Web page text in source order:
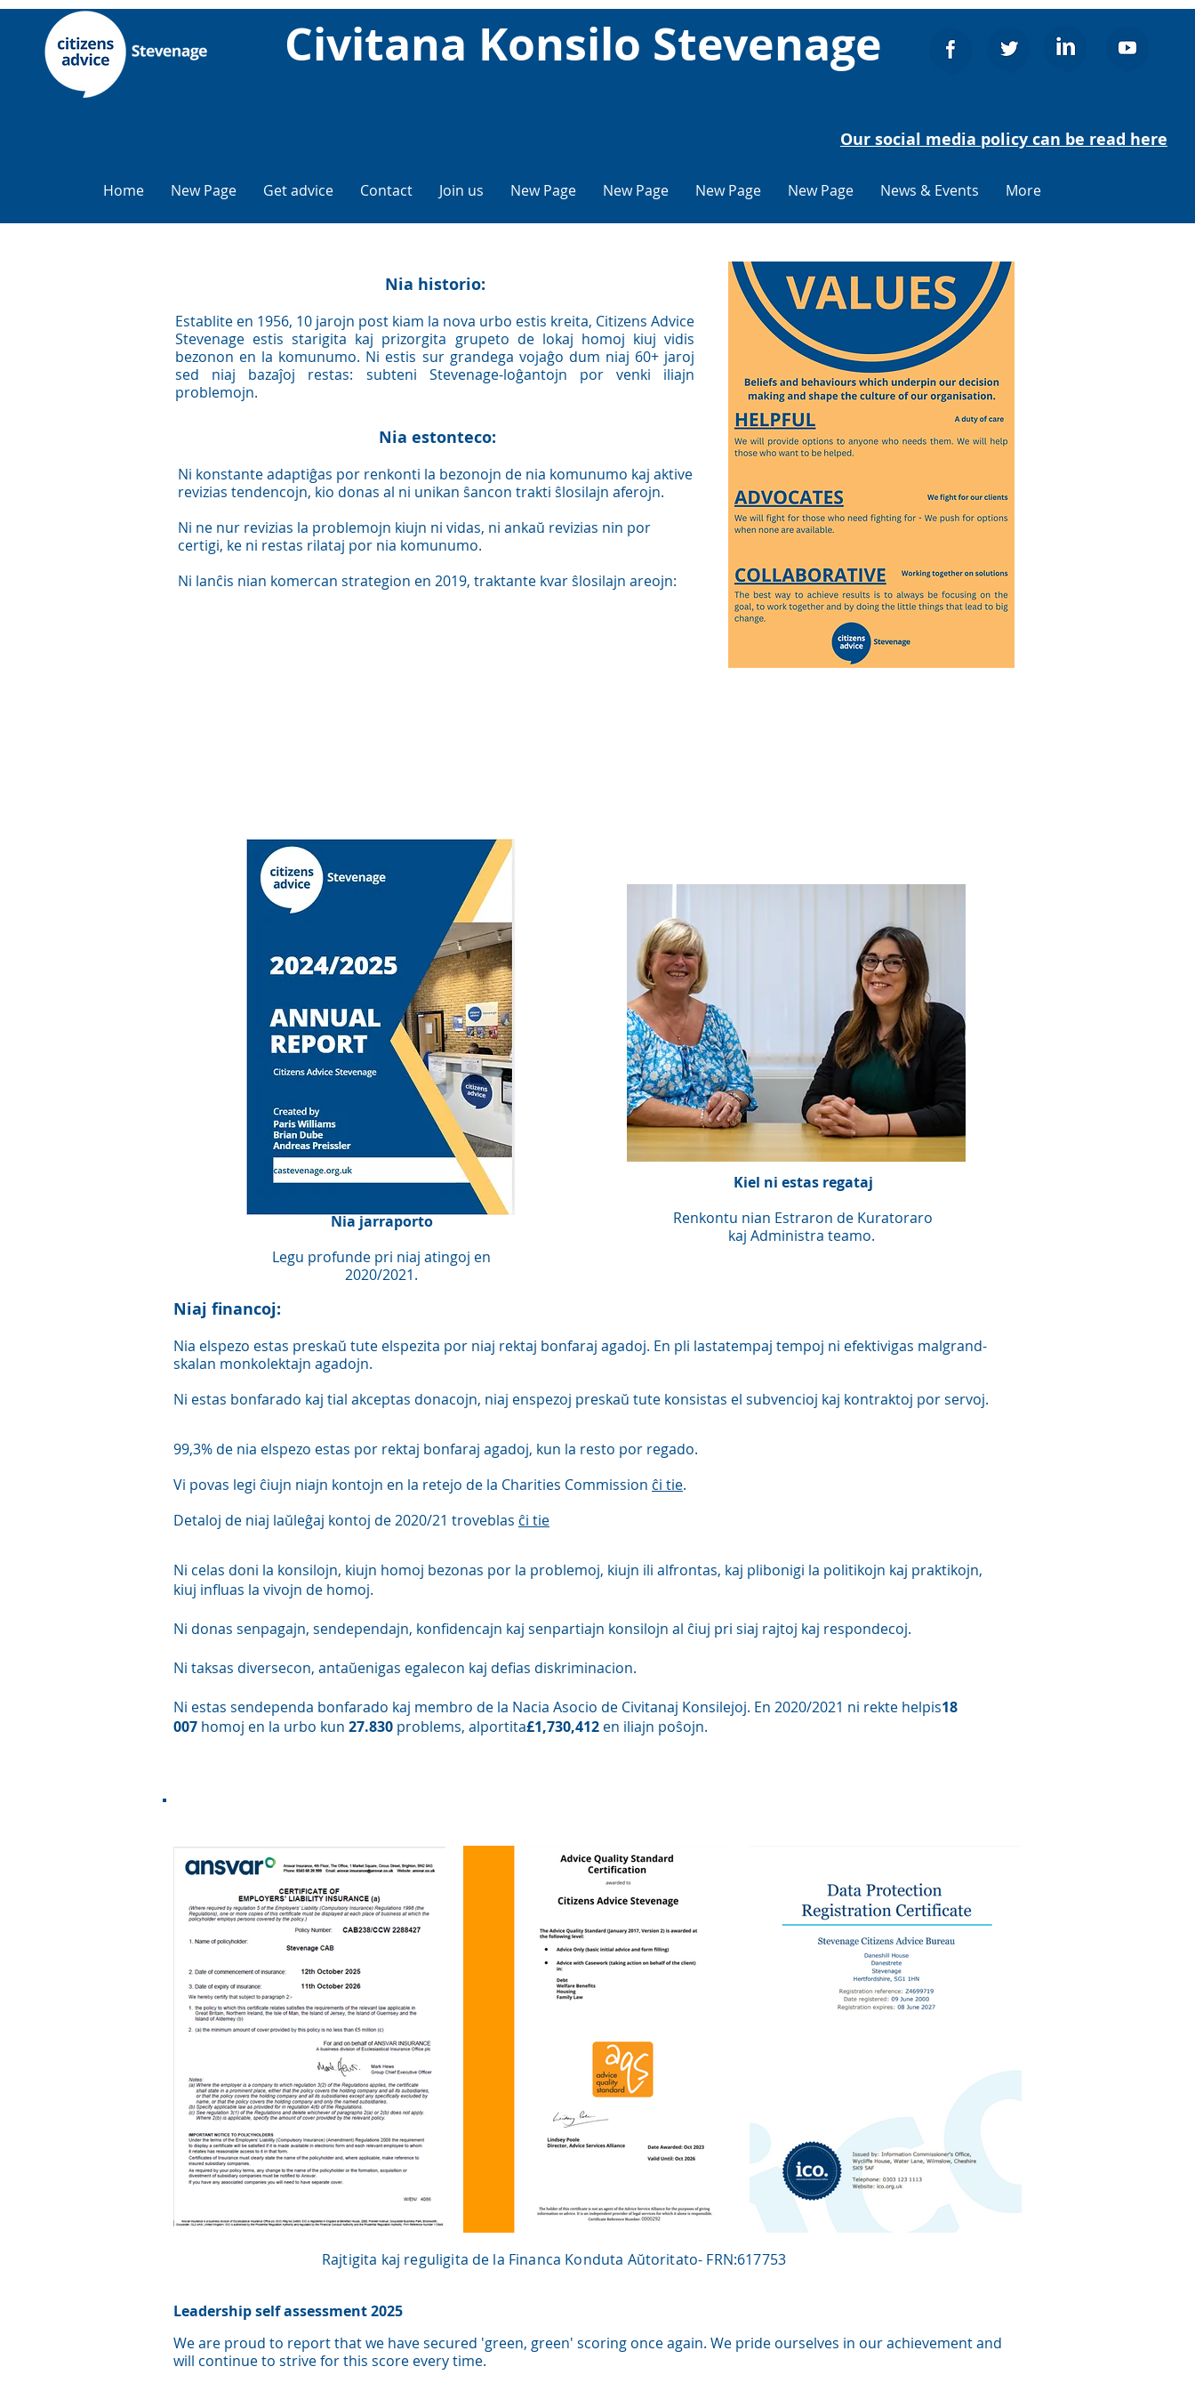
Civitana Konsilo Stevenage
Our social media policy can be read here
Home New Page Get advice Contact Join us New Page New Page New Page New Page News & Events More
Nia historio:
Establite en 1956, 10 jarojn post kiam la nova urbo estis kreita, Citizens Advice
Stevenage estis starigita kaj prizorgita grupeto de lokaj homoj kiuj vidis
bezonon en la komunumo. Ni estis sur grandega vojaĝo dum niaj 60+ jaroj
sed niaj bazaĵoj restas: subteni Stevenage-loĝantojn por venki iliajn
problemojn.
Nia estonteco:
Ni konstante adaptiĝas por renkonti la bezonojn de nia komunumo kaj aktive
revizias tendencojn, kio donas al ni unikan ŝancon trakti ŝlosilajn aferojn.
Ni ne nur revizias la problemojn kiujn ni vidas, ni ankaŭ revizias nin por
certigi, ke ni restas rilataj por nia komunumo.
Ni lanĉis nian komercan strategion en 2019, traktante kvar ŝlosilajn areojn:
Nia jarraporto
Legu profunde pri niaj atingoj en
2020/2021.
Kiel ni estas regataj
Renkontu nian Estraron de Kuratoraro
kaj Administra teamo.
Niaj financoj:
Nia elspezo estas preskaŭ tute elspezita por niaj rektaj bonfaraj agadoj. En pli lastatempaj tempoj ni efektivigas malgrand-
skalan monkolektajn agadojn.
Ni estas bonfarado kaj tial akceptas donacojn, niaj enspezoj preskaŭ tute konsistas el subvencioj kaj kontraktoj por servoj.
99,3% de nia elspezo estas por rektaj bonfaraj agadoj, kun la resto por regado.
Vi povas legi ĉiujn niajn kontojn en la retejo de la Charities Commission ĉi tie.
Detaloj de niaj laŭleĝaj kontoj de 2020/21 troveblas ĉi tie
Ni celas doni la konsilojn, kiujn homoj bezonas por la problemoj, kiujn ili alfrontas, kaj plibonigi la politikojn kaj praktikojn,
kiuj influas la vivojn de homoj.
Ni donas senpagajn, sendependajn, konfidencajn kaj senpartiajn konsilojn al ĉiuj pri siaj rajtoj kaj respondecoj.
Ni taksas diversecon, antaŭenigas egalecon kaj defias diskriminacion.
Ni estas sendependa bonfarado kaj membro de la Nacia Asocio de Civitanaj Konsilejoj. En 2020/2021 ni rekte helpis18
007 homoj en la urbo kun 27.830 problems, alportita£1,730,412 en iliajn poŝojn.
Rajtigita kaj reguligita de la Financa Konduta Aŭtoritato- FRN:617753
Leadership self assessment 2025
We are proud to report that we have secured 'green, green' scoring once again. We pride ourselves in ourachievementand
will continue to strive for this score every time.